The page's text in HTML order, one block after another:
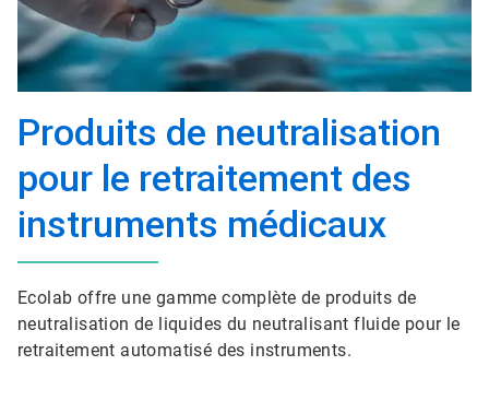
Produits de neutralisation
pour le retraitement des
instruments médicaux
Ecolab offre une gamme complète de produits de
neutralisation de liquides du neutralisant fluide pour le
retraitement automatisé des instruments.